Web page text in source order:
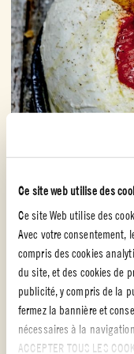
Ce site web utilise des
Ce site Web utilise des
Avec votre consentement,
compris des cookies
du site, et des cookies de
publicité, y compris de la
fermez la bannière et
nécessaires à la
ACCEPTER TOUS LES